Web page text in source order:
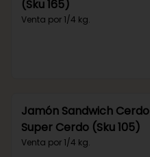
(Sku 165)
Venta por 1/4 kg.
Jamón Sandwich Cerdo
Super Cerdo (Sku 105)
Venta por 1/4 kg.